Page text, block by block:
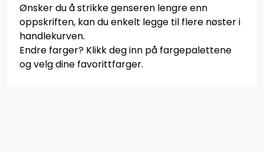
Ønsker du å strikke genseren lengre enn
oppskriften, kan du enkelt legge til flere nøster i
handlekurven.
Endre farger? Klikk deg inn på fargepalettene
og velg dine favorittfarger.